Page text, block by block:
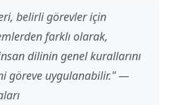
belirli görevler için
farklı olarak,
dilinin genel kurallarını
göreve uygulanabilir." —